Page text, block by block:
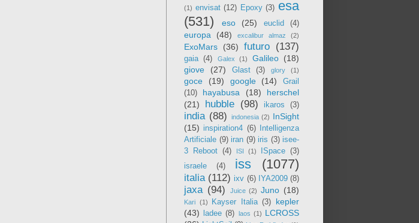
(1) envisat (12) Epoxy (3) esa
(531)
eso (25) euclid (4)
europa (48) excalibur almaz (2)
ExoMars (36) futuro (137)
gaia (4) Galex (1) Galileo (18)
giove
(27) Glast (3) glory (1)
goce (19) google (14)
Grail
(10)
hayabusa (18)
herschel
(21)
hubble (98) ikaros (3)
india (88) indonesia (2) InSight
(15) inspiration4 (6)
Intelligenza
Artificiale (9) iran (9) iris (3) isee-
3 Reboot (4) ISI (1) ISpace (3)
israele
(4) iss (1077)
italia (112) ixv (6) IYA2009 (8)
jaxa (94) Juice (2) Juno (18)
Kari (1) Kayser Italia (3)
kepler
(43)
ladee (8) laos (1) LCROSS